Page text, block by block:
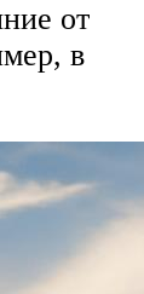
от
в